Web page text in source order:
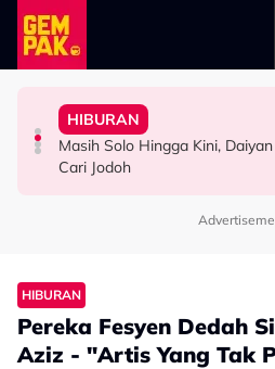
Skip to main content
HIBURAN
10 Tahun Solat Atas Kerusi,
Boleh Solat Berdiri Selepas…
HIBURAN
Masih Solo Hingga Kini,
Cari Jodoh
SELEBRITI
Dazrin Kamarudin Kongsi ‘Titik
Korek Tabung RM50 Duit
VIRAL
Netizen Puji Ketulusan Masjid
Badar Shah Papar Jumlah
HIBURAN
Pereka Fesyen Dedah
Aziz - "Artis Yang Tak